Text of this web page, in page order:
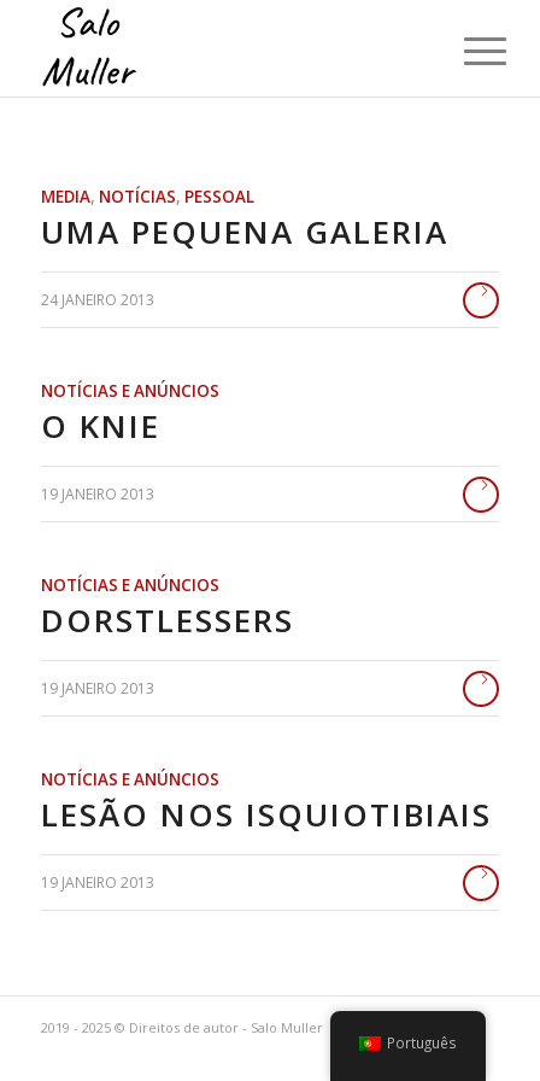
MEDIA, NOTÍCIAS, PESSOAL
UMA PEQUENA GALERIA
24 JANEIRO 2013
NOTÍCIAS E ANÚNCIOS
O KNIE
19 JANEIRO 2013
NOTÍCIAS E ANÚNCIOS
DORSTLESSERS
19 JANEIRO 2013
NOTÍCIAS E ANÚNCIOS
LESÃO NOS ISQUIOTIBIAIS
19 JANEIRO 2013
2019 - 2025 © Direitos de autor - Salo Muller
Português